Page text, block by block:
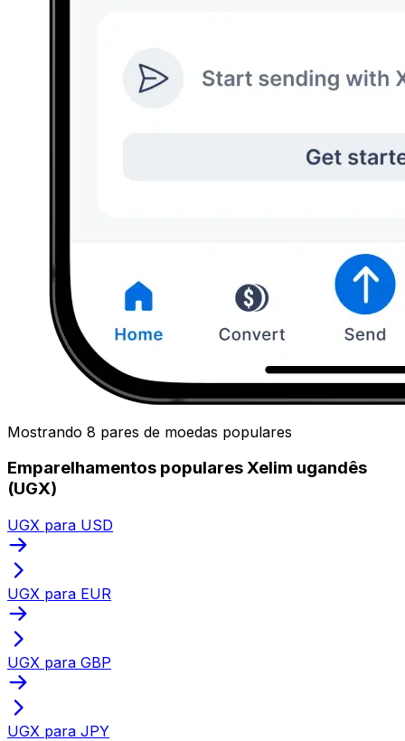
Mostrando 8 pares de moedas populares
Emparelhamentos populares Xelim ugandês
(UGX)
UGX para USD
UGX para EUR
UGX para GBP
UGX para JPY